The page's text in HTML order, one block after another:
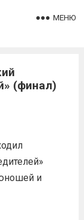
МЕНЮ
(финал)
и